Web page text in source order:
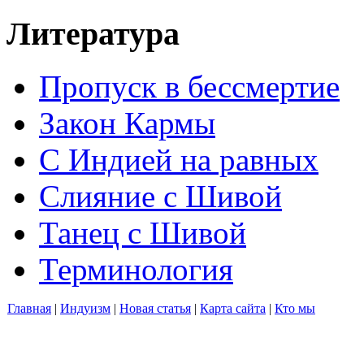
Литература
Пропуск в бессмертие
Закон Кармы
С Индией на равных
Слияние с Шивой
Танец с Шивой
Терминология
Главная | Индуизм | Новая статья | Карта сайта | Кто мы